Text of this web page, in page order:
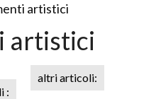
artistici
artistici
:
altri articoli: